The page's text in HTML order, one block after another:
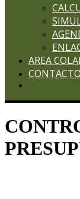
AREA
CONTACTO